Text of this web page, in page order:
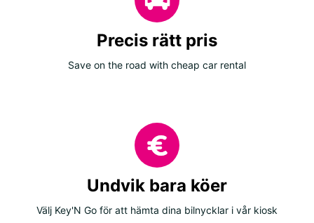
Precis rätt pris
Save on the road with cheap car rental
Undvik bara köer
Välj Key'N Go för att hämta dina bilnycklar i vår kiosk